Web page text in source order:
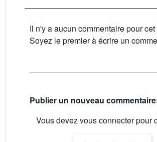
Il n'y a aucun commentaire pour
Soyez le premier à écrire un
Publier un nouveau
Vous devez vous connecter pour